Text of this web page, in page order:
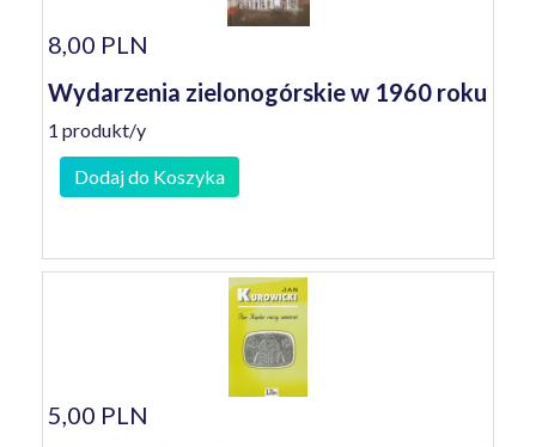
8,00 PLN
Wydarzenia zielonogórskie w 1960 roku
1 produkt/y
Dodaj do Koszyka
5,00 PLN